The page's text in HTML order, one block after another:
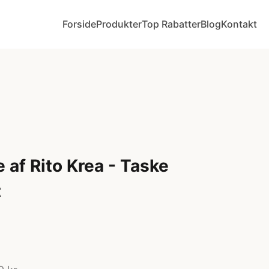
ForsideProdukterTop RabatterBlogKontakt
af Rito Krea - Taske